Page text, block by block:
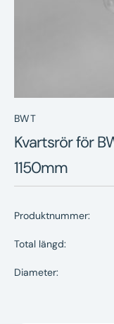
BWT
Kvartsrör för
1150mm
Produktnummer:
Total längd:
Diameter: